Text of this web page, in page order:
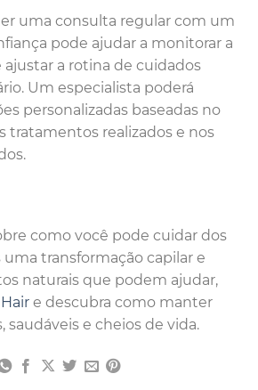
uma consulta regular com um
pode ajudar a monitorar a
ajustar a rotina de cuidados
Um especialista poderá
personalizadas baseadas no
tratamentos realizados e nos
como você pode cuidar dos
uma transformação capilar e
naturais que podem ajudar,
e descubra como manter
saudáveis e cheios de vida.